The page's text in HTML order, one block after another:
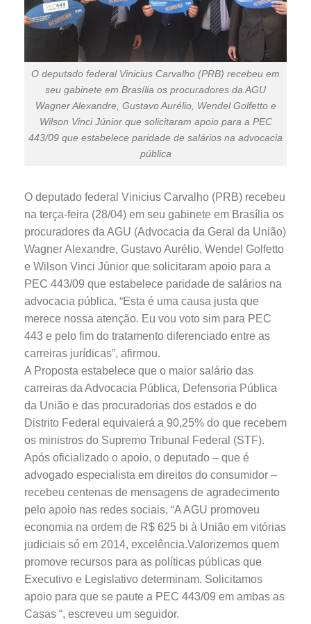
O deputado federal Vinicius Carvalho (PRB) recebeu em
seu gabinete em Brasília os procuradores da AGU
Wagner Alexandre, Gustavo Aurélio, Wendel Golfetto e
Wilson Vinci Júnior que solicitaram apoio para a PEC
443/09 que estabelece paridade de salários na advocacia
pública
O deputado federal Vinicius Carvalho (PRB) recebeu
na terça-feira (28/04) em seu gabinete em Brasília os
procuradores da AGU (Advocacia da Geral da União)
Wagner Alexandre, Gustavo Aurélio, Wendel Golfetto
e Wilson Vinci Júnior que solicitaram apoio para a
PEC 443/09 que estabelece paridade de salários na
advocacia pública. “Esta é uma causa justa que
merece nossa atenção. Eu vou voto sim para PEC
443 e pelo fim do tratamento diferenciado entre as
carreiras jurídicas”, afirmou.
A Proposta estabelece que o maior salário das
carreiras da Advocacia Pública, Defensoria Pública
da União e das procuradorias dos estados e do
Distrito Federal equivalerá a 90,25% do que recebem
os ministros do Supremo Tribunal Federal (STF).
Após oficializado o apoio, o deputado – que é
advogado especialista em direitos do consumidor –
recebeu centenas de mensagens de agradecimento
pelo apoio nas redes sociais. “A AGU promoveu
economia na ordem de R$ 625 bi à União em vitórias
judiciais só em 2014, excelência.Valorizemos quem
promove recursos para as políticas públicas que
Executivo e Legislativo determinam. Solicitamos
apoio para que se paute a PEC 443/09 em ambas as
Casas “, escreveu um seguidor.